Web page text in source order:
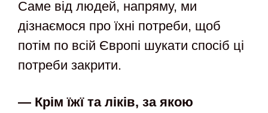
Саме від людей, напряму, ми
дізнаємося про їхні потреби, щоб
потім по всій Європі шукати спосіб ці
потреби закрити.
— Крім їжї та ліків, за якою